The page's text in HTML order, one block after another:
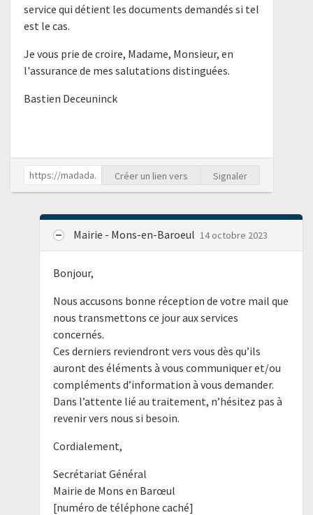
service qui détient les documents demandés si tel
est le cas.
Je vous prie de croire, Madame, Monsieur, en
l'assurance de mes salutations distinguées.
Bastien Deceuninck
Créer un lien vers Signaler
Mairie - Mons-en-Baroeul 14 octobre 2023
Bonjour,
Nous accusons bonne réception de votre mail que
nous transmettons ce jour aux services
concernés.
Ces derniers reviendront vers vous dès qu’ils
auront des éléments à vous communiquer et/ou
compléments d’information à vous demander.
Dans l’attente lié au traitement, n’hésitez pas à
revenir vers nous si besoin.
Cordialement,
Secrétariat Général
Mairie de Mons en Barœul
[numéro de téléphone caché]